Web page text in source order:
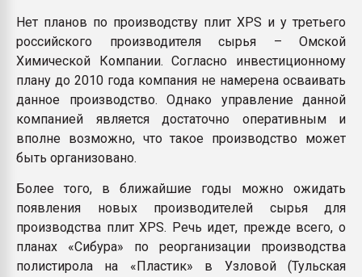
Нет планов по производству плит XPS и у третьего
российского производителя сырья – Омской
Химической Компании. Согласно инвестиционному
плану до 2010 года компания не намерена осваивать
данное производство. Однако управление данной
компанией является достаточно оперативным и
вполне возможно, что такое производство может
быть организовано.
Более того, в ближайшие годы можно ожидать
появления новых производителей сырья для
производства плит XPS. Речь идет, прежде всего, о
планах «Сибура» по реорганизации производства
полистирола на «Пластик» в Узловой (Тульская